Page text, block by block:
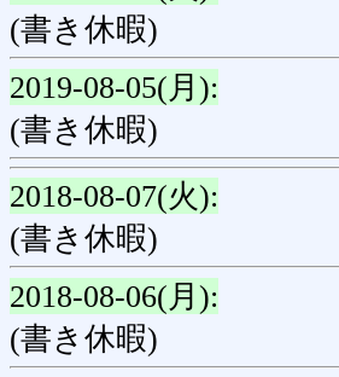
(書き休暇)
2019-08-05(月):
(書き休暇)
2018-08-07(火):
(書き休暇)
2018-08-06(月):
(書き休暇)